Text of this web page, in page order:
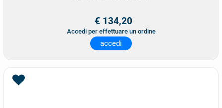
€ 134,20
Accedi per effettuare un ordine
accedi